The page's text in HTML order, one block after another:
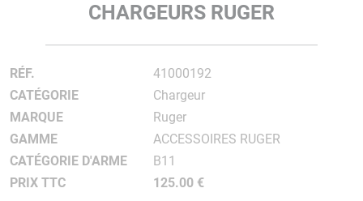
CHARGEURS RUGER
RÉF.
41000192
CATÉGORIE
Chargeur
MARQUE
Ruger
GAMME
ACCESSOIRES RUGER
CATÉGORIE D'ARME
B11
PRIX TTC
125.00 €